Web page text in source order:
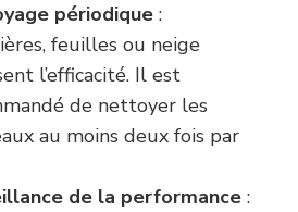
périodique :
feuilles ou neige
l’efficacité. Il est
de nettoyer les
au moins deux fois par
de la performance :